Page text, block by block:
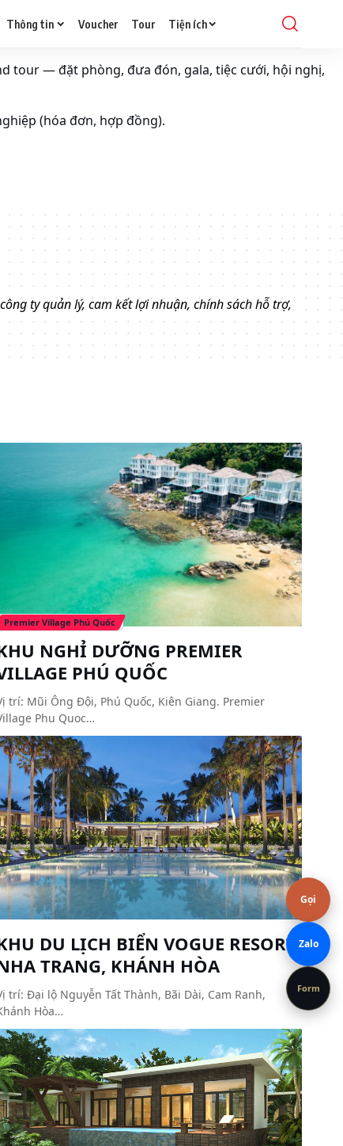
Thông tin Voucher Tour Tiện ích
tour — đặt phòng, đưa đón, gala, tiệc cưới, hội nghị,
(hóa đơn, hợp đồng).
ty quản lý, cam kết lợi nhuận, chính sách hỗ trợ,
Premier Village Phú Quốc
NGHỈ DƯỠNG PREMIER
PHÚ QUỐC
trí: Mũi Ông Đội, Phú Quốc, Kiên Giang. Premier
Phu Quoc…
DU LỊCH BIỂN VOGUE RESORT,
TRANG, KHÁNH HÒA
trí: Đại lộ Nguyễn Tất Thành, Bãi Dài, Cam Ranh,
Hòa…
Gọi
Zalo
Form